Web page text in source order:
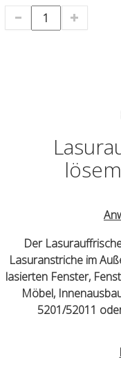
Der
Lasuranstriche im
lasierten Fenster,
Möbel,
5201/52011